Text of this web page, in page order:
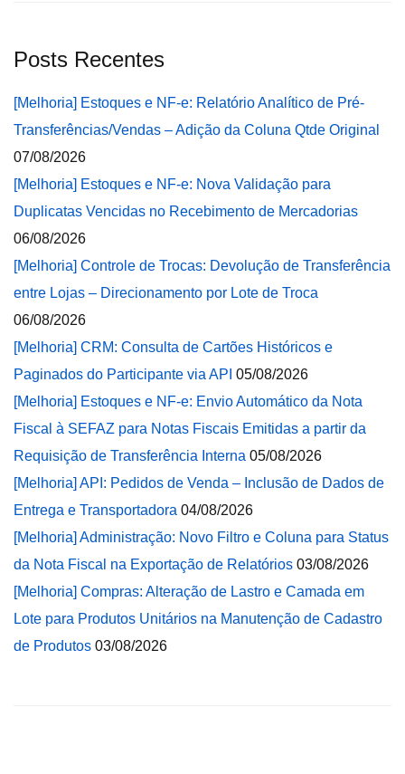
Posts Recentes
[Melhoria] Estoques e NF-e: Relatório Analítico de Pré-
Transferências/Vendas – Adição da Coluna Qtde Original
07/08/2026
[Melhoria] Estoques e NF-e: Nova Validação para
Duplicatas Vencidas no Recebimento de Mercadorias
06/08/2026
[Melhoria] Controle de Trocas: Devolução de Transferência
entre Lojas – Direcionamento por Lote de Troca
06/08/2026
[Melhoria] CRM: Consulta de Cartões Históricos e
Paginados do Participante via API 05/08/2026
[Melhoria] Estoques e NF-e: Envio Automático da Nota
Fiscal à SEFAZ para Notas Fiscais Emitidas a partir da
Requisição de Transferência Interna 05/08/2026
[Melhoria] API: Pedidos de Venda – Inclusão de Dados de
Entrega e Transportadora 04/08/2026
[Melhoria] Administração: Novo Filtro e Coluna para Status
da Nota Fiscal na Exportação de Relatórios 03/08/2026
[Melhoria] Compras: Alteração de Lastro e Camada em
Lote para Produtos Unitários na Manutenção de Cadastro
de Produtos 03/08/2026